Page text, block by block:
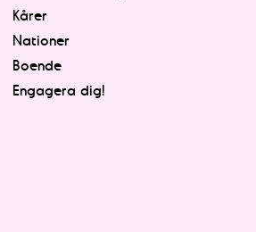
Kårer
Nationer
Boende
Engagera dig!